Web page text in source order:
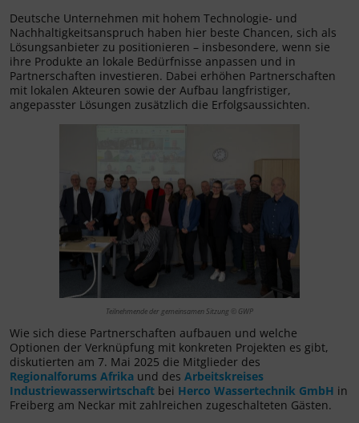
Deutsche Unternehmen mit hohem Technologie- und
Nachhaltigkeitsanspruch haben hier beste Chancen, sich als
Lösungsanbieter zu positionieren – insbesondere, wenn sie
ihre Produkte an lokale Bedürfnisse anpassen und in
Partnerschaften investieren. Dabei erhöhen Partnerschaften
mit lokalen Akteuren sowie der Aufbau langfristiger,
angepasster Lösungen zusätzlich die Erfolgsaussichten.
Teilnehmende der gemeinsamen Sitzung © GWP
Wie sich diese Partnerschaften aufbauen und welche
Optionen der Verknüpfung mit konkreten Projekten es gibt,
diskutierten am 7. Mai 2025 die Mitglieder des
Regionalforums Afrika und des Arbeitskreises
Industriewasserwirtschaft bei Herco Wassertechnik GmbH in
Freiberg am Neckar mit zahlreichen zugeschalteten Gästen.